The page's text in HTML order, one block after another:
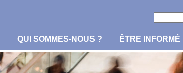
QUI SOMMES-NOUS ? ÊTRE INFORMÉ